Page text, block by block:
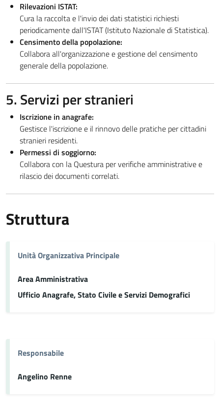
Rilevazioni ISTAT:
Cura la raccolta e l'invio dei dati statistici richiesti
periodicamente dall'ISTAT (Istituto Nazionale di Statistica).
Censimento della popolazione:
Collabora all'organizzazione e gestione del censimento
generale della popolazione.
5. Servizi per stranieri
Iscrizione in anagrafe:
Gestisce l'iscrizione e il rinnovo delle pratiche per cittadini
stranieri residenti.
Permessi di soggiorno:
Collabora con la Questura per verifiche amministrative e
rilascio dei documenti correlati.
Struttura
Unità Organizzativa Principale
Area Amministrativa
Ufficio Anagrafe, Stato Civile e Servizi Demografici
Responsabile
Angelino Renne